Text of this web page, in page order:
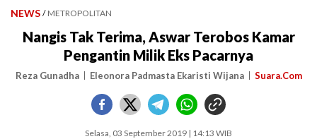
NEWS / METROPOLITAN
Nangis Tak Terima, Aswar Terobos Kamar
Pengantin Milik Eks Pacarnya
Reza Gunadha Eleonora Padmasta Ekaristi Wijana Suara.Com
Selasa, 03 September 2019 | 14:13 WIB